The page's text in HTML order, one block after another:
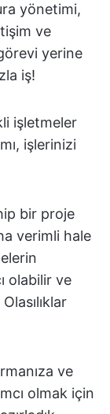
yönetimi,
ve
yerine
iş!
işletmeler
işlerinizi
bir proje
verimli hale
olabilir ve
ve
olmak için